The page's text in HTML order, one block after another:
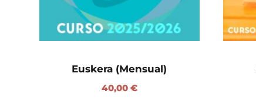
Euskera (Mensual)
40,00 €